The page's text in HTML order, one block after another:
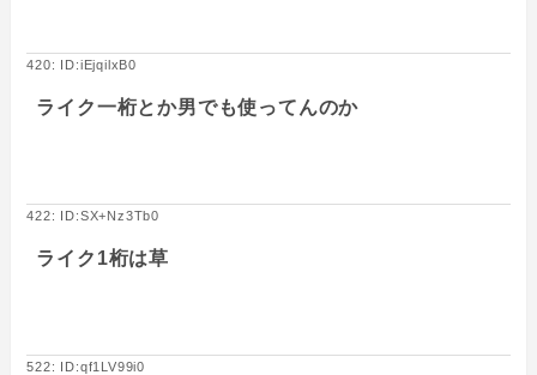
420: ID:iEjqilxB0
ライク一桁とか男でも使ってんのか
422: ID:SX+Nz3Tb0
ライク1桁は草
522: ID:qf1LV99i0